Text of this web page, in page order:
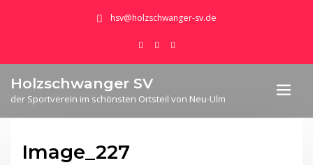
hsv@holzschwanger-sv.de
Holzschwanger SV
der Sportverein im schönsten Ortsteil von Neu-Ulm
Image_227